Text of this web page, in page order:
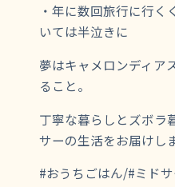
・年に数回旅行に行く
いては半泣きに
夢はキャメロンディア
ること。
丁寧な暮らしとズボラ
サーの生活をお届けし
#おうちごはん/#ミド